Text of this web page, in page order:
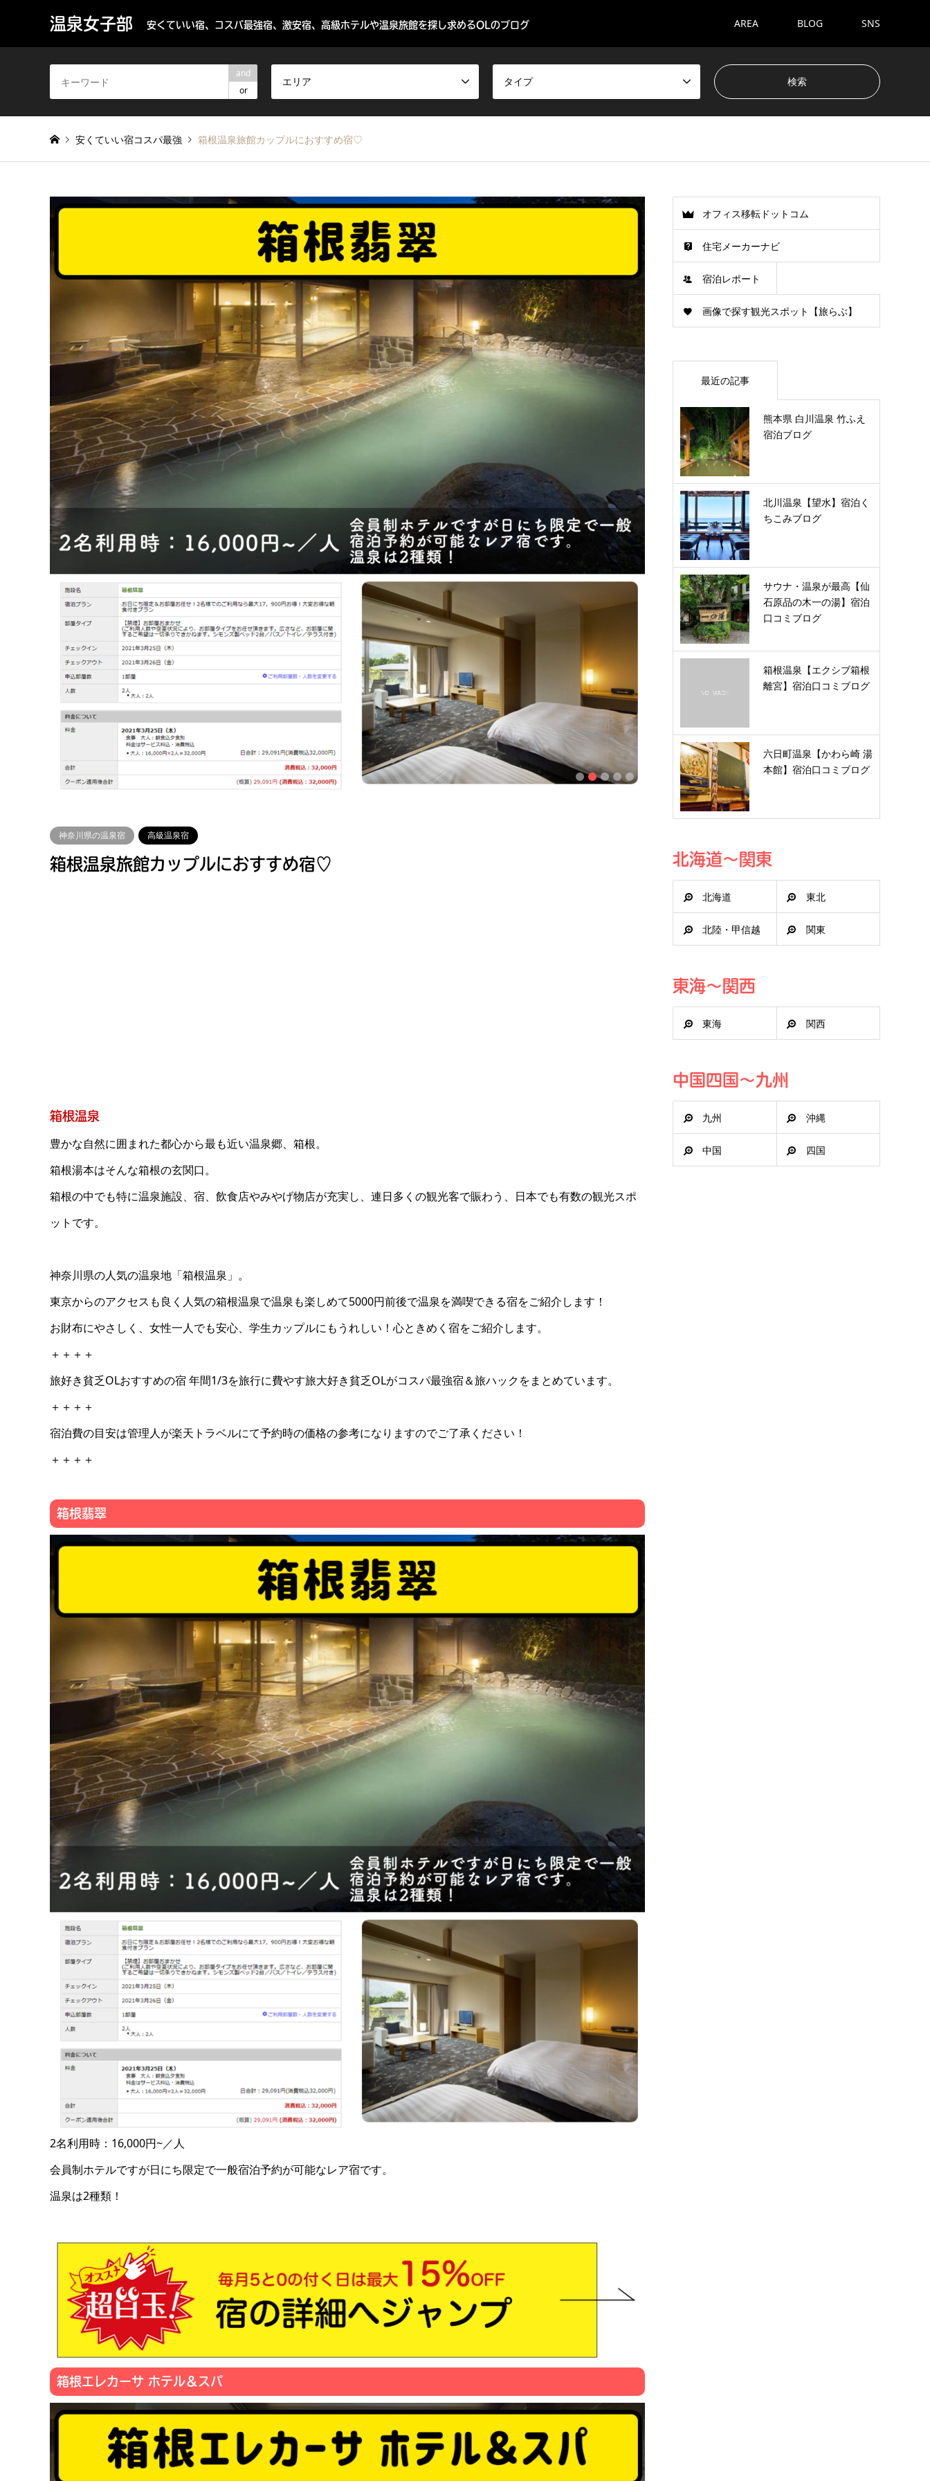
温泉女子部 安くていい宿、コスパ最強宿、激安宿、高級ホテルや温泉旅館を探し求めるOLのブログ AREA BLOG SNS
and
or
エリア タイプ
安くていい宿コスパ最強 箱根温泉旅館カップルにおすすめ宿♡
1 2
神奈川県の温泉宿 高級温泉宿
箱根温泉旅館カップルにおすすめ宿♡
箱根温泉
豊かな自然に囲まれた都心から最も近い温泉郷、箱根。
箱根湯本はそんな箱根の玄関口。
箱根の中でも特に温泉施設、宿、飲食店やみやげ物店が充実し、連日多くの観光客で賑わう、日本でも有数の観光スポ
ットです。
神奈川県の人気の温泉地「箱根温泉」。
東京からのアクセスも良く人気の箱根温泉で温泉も楽しめて5000円前後で温泉を満喫できる宿をご紹介します！
お財布にやさしく、女性一人でも安心、学生カップルにもうれしい！心ときめく宿をご紹介します。
＋＋＋＋
旅好き貧乏OLおすすめの宿 年間1/3を旅行に費やす旅大好き貧乏OLがコスパ最強宿＆旅ハックをまとめています。
＋＋＋＋
宿泊費の目安は管理人が楽天トラベルにて予約時の価格の参考になりますのでご了承ください！
＋＋＋＋
箱根翡翠
2名利用時：16,000円~／人
会員制ホテルですが日にち限定で一般宿泊予約が可能なレア宿です。
温泉は2種類！
箱根エレカーサ ホテル＆スパ
オフィス移転ドットコム
住宅メーカーナビ
宿泊レポート
画像で探す観光スポット【旅らぶ】
最近の記事
熊本県 白川温泉 竹ふえ
宿泊ブログ
北川温泉【望水】宿泊く
ちこみブログ
サウナ・温泉が最高【仙
石原品の木一の湯】宿泊
口コミブログ
箱根温泉【エクシブ箱根
離宮】宿泊口コミブログ
六日町温泉【かわら崎 湯
本館】宿泊口コミブログ
北海道～関東
北海道 東北
北陸・甲信越 関東
東海～関西
東海 関西
中国四国～九州
九州 沖縄
中国 四国